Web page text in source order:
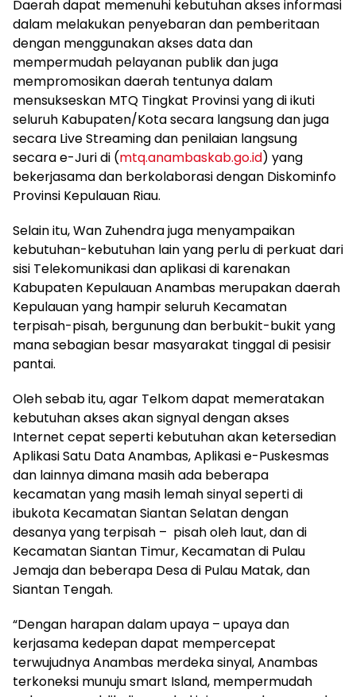
Daerah dapat memenuhi kebutuhan akses informasi
dalam melakukan penyebaran dan pemberitaan
dengan menggunakan akses data dan
mempermudah pelayanan publik dan juga
mempromosikan daerah tentunya dalam
mensukseskan MTQ Tingkat Provinsi yang di ikuti
seluruh Kabupaten/Kota secara langsung dan juga
secara Live Streaming dan penilaian langsung
secara e-Juri di (mtq.anambaskab.go.id) yang
bekerjasama dan berkolaborasi dengan Diskominfo
Provinsi Kepulauan Riau.
Selain itu, Wan Zuhendra juga menyampaikan
kebutuhan-kebutuhan lain yang perlu di perkuat dari
sisi Telekomunikasi dan aplikasi di karenakan
Kabupaten Kepulauan Anambas merupakan daerah
Kepulauan yang hampir seluruh Kecamatan
terpisah-pisah, bergunung dan berbukit-bukit yang
mana sebagian besar masyarakat tinggal di pesisir
pantai.
Oleh sebab itu, agar Telkom dapat memeratakan
kebutuhan akses akan signyal dengan akses
Internet cepat seperti kebutuhan akan ketersedian
Aplikasi Satu Data Anambas, Aplikasi e-Puskesmas
dan lainnya dimana masih ada beberapa
kecamatan yang masih lemah sinyal seperti di
ibukota Kecamatan Siantan Selatan dengan
desanya yang terpisah – pisah oleh laut, dan di
Kecamatan Siantan Timur, Kecamatan di Pulau
Jemaja dan beberapa Desa di Pulau Matak, dan
Siantan Tengah.
“Dengan harapan dalam upaya – upaya dan
kerjasama kedepan dapat mempercepat
terwujudnya Anambas merdeka sinyal, Anambas
terkoneksi munuju smart Island, mempermudah